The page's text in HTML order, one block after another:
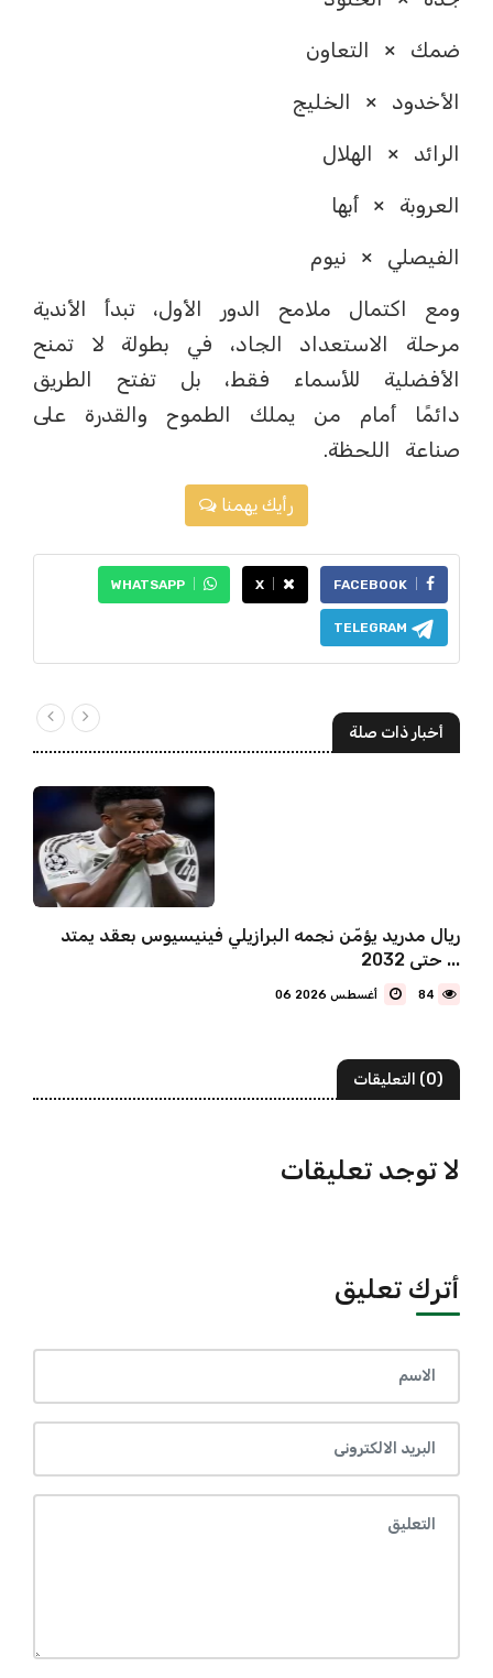
ضمك × التعاون
الأخدود × الخليج
الرائد × الهلال
العروبة × أبها
الفيصلي × نيوم
ومع اكتمال ملامح الدور الأول، تبدأ الأندية
مرحلة الاستعداد الجاد، في بطولة لا تمنح
الأفضلية للأسماء فقط، بل تفتح الطريق
دائمًا أمام من يملك الطموح والقدرة على
صناعة اللحظة.
رأيك يهمنا
FACEBOOK
X
WHATSAPP
TELEGRAM
أخبار ذات صلة
ريال مدريد يؤمّن نجمه البرازيلي فينيسيوس بعقد يمتد
حتى 2032 ...
84
(0) التعليقات
لا توجد تعليقات
أترك تعليق